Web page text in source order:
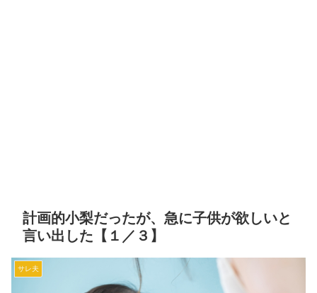
計画的小梨だったが、急に子供が欲しいと
言い出した【１／３】
サレ夫